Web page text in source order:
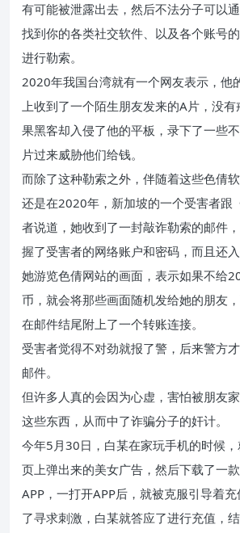
有可能被泄露出去，然后不法分子可以
找到你的各类社交软件、以及各个账号
进行勒索。
2020年我国台湾就有一个网友表示，他
上收到了一个陌生朋友发来的A片，没
果黑客却入侵了他的平板，录下了一些
片过来威胁他们给钱。
而除了这种勒索之外，伴随着这些色倩软
还是在2020年，新加坡的一个受害者跟
者说道，她收到了一封敲诈勒索的邮件
握了受害者的网络账户和密码，而且还
她游览色倩网站的画面，表示如果不给
币，就会将那些画面随机发给她的朋友
在邮件结尾附上了一个转账连接。
受害者觉得不对劲就报了警，后来警方
邮件。
但许多人真的会因为心虚，害怕被朋友
这些东西，从而中了诈骗分子的奸计。
今年5月30日，白某在家玩手机的时候
页上弹出来的美女广告，然后下载了一
APP，一打开APP后，就被克服引导着
了寻求刺激，白某就答应了进行充值，